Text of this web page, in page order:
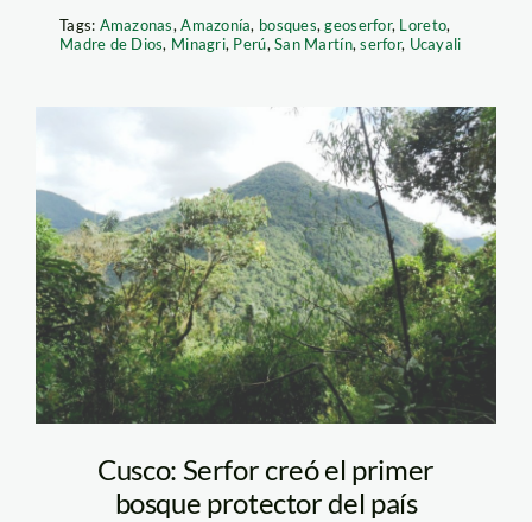
Tags: Amazonas,Amazonía, bosques,geoserfor, Loreto,
Madre de Dios, Minagri, Perú,San Martín,serfor, Ucayali
bosque protector –
cusco – serfor
Cusco: Serfor creó el primer
bosque protector del país